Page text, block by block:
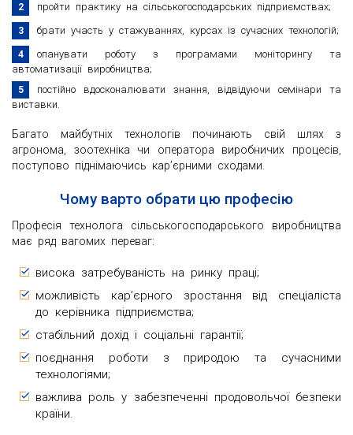
пройти практику на сільськогосподарських підприємствах;
брати участь у стажуваннях, курсах із сучасних технологій;
опанувати роботу з програмами моніторингу та
автоматизації виробництва;
постійно вдосконалювати знання, відвідуючи семінари та
виставки.
Багато майбутніх технологів починають свій шлях з
агронома, зоотехніка чи оператора виробничих процесів,
поступово піднімаючись кар’єрними сходами.
Чому варто обрати цю професію
Професія технолога сільськогосподарського виробництва
має ряд вагомих переваг:
висока затребуваність на ринку праці;
можливість кар’єрного зростання від спеціаліста
до керівника підприємства;
стабільний дохід і соціальні гарантії;
поєднання роботи з природою та сучасними
технологіями;
важлива роль у забезпеченні продовольчої безпеки
країни.